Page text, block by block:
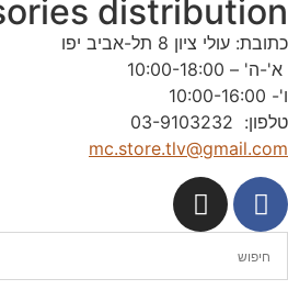
distribution
כתובת: עולי ציון 8 תל-אביב יפו
א'-ה' – 10:00-18:00
ו'- 10:00-16:00
טלפון: 03-9103232
mc.store.tlv@gmail.com